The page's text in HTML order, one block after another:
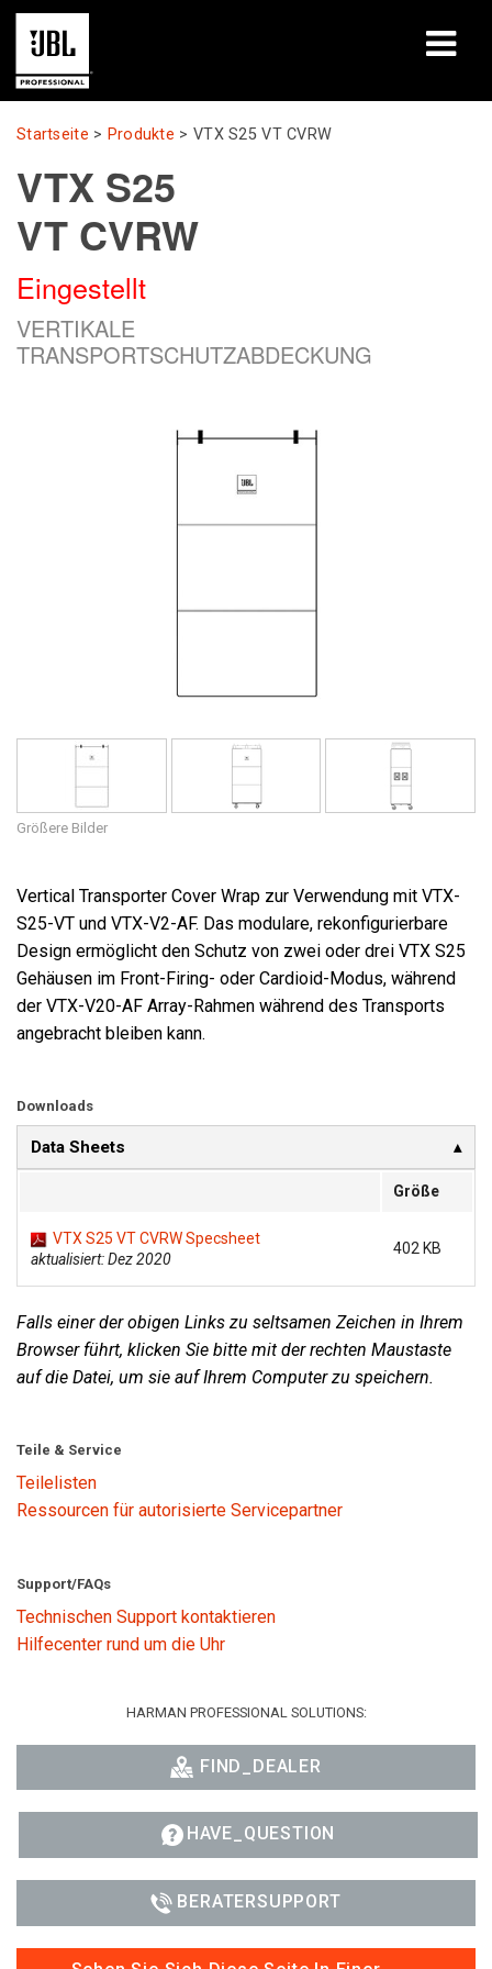
Produkte
Fallstudien
Lernsitzungen
Schulungen
Über uns
Startseite > Produkte > VTX S25 VT CVRW
VTX S25
VT CVRW
Eingestellt
VERTIKALE
TRANSPORTSCHUTZABDECKUNG
Größere Bilder
Vertical Transporter Cover Wrap zur Verwendung mit VTX-
S25-VT und VTX-V2-AF. Das modulare, rekonfigurierbare
Design ermöglicht den Schutz von zwei oder drei VTX S25
Gehäusen im Front-Firing- oder Cardioid-Modus, während
der VTX-V20-AF Array-Rahmen während des Transports
angebracht bleiben kann.
Downloads
Data Sheets
Größe
VTX S25 VT CVRW Specsheet
aktualisiert: Dez 2020
402 KB
Falls einer der obigen Links zu seltsamen Zeichen in Ihrem
Browser führt, klicken Sie bitte mit der rechten Maustaste
auf die Datei, um sie auf Ihrem Computer zu speichern.
Teile & Service
Teilelisten
Ressourcen für autorisierte Servicepartner
Support/FAQs
Technischen Support kontaktieren
Hilfecenter rund um die Uhr
HARMAN PROFESSIONAL SOLUTIONS:
FIND_DEALER
HAVE_QUESTION
BERATERSUPPORT